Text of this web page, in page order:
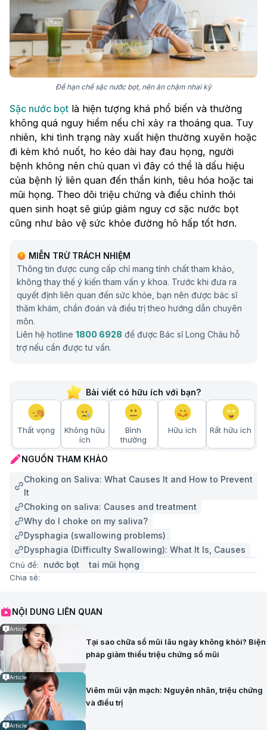
Để hạn chế sặc nước bọt, nên ăn chậm nhai kỹ
Sặc nước bọt là hiện tượng khá phổ biến và thường
không quá nguy hiểm nếu chỉ xảy ra thoáng qua. Tuy
nhiên, khi tình trạng này xuất hiện thường xuyên hoặc
đi kèm khó nuốt, ho kéo dài hay đau họng, người
bệnh không nên chủ quan vì đây có thể là dấu hiệu
của bệnh lý liên quan đến thần kinh, tiêu hóa hoặc tai
mũi họng. Theo dõi triệu chứng và điều chỉnh thói
quen sinh hoạt sẽ giúp giảm nguy cơ sặc nước bọt
cũng như bảo vệ sức khỏe đường hô hấp tốt hơn.
MIỄN TRỪ TRÁCH NHIỆM
Thông tin được cung cấp chỉ mang tính chất tham khảo,
không thay thế ý kiến tham vấn y khoa. Trước khi đưa ra
quyết định liên quan đến sức khỏe, bạn nên được bác sĩ
thăm khám, chẩn đoán và điều trị theo hướng dẫn chuyên
môn.
Liên hệ hotline 1800 6928 để được Bác sĩ Long Châu hỗ
trợ nếu cần được tư vấn.
Bài viết có hữu ích với bạn?
Thất vọng
Không hữu
ích
Bình
thường
Hữu ích Rất hữu ích
NGUỒN THAM KHẢO
Choking on Saliva: What Causes It and How to Prevent
It
Choking on saliva: Causes and treatment
Why do I choke on my saliva?
Dysphagia (swallowing problems)
Dysphagia (Difficulty Swallowing): What It Is, Causes
Chủ đề: nước bọt tai mũi họng
Chia sẻ:
NỘI DUNG LIÊN QUAN
Article
Tại sao chữa sổ mũi lâu ngày không khỏi? Biện
pháp giảm thiểu triệu chứng sổ mũi
Article
Viêm mũi vận mạch: Nguyên nhân, triệu chứng
và điều trị
Article